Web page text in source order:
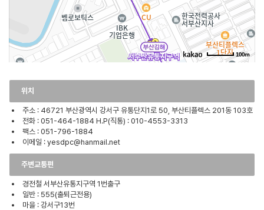
100m
위치
주소 : 46721 부산광역시 강서구 유통단지1로 50, 부산티플렉스 201동 103호
전화 : 051-464-1884 H.P(직통) : 010-4553-3313
팩스 : 051-796-1884
이메일 : yesdpc@hanmail.net
주변교통편
경전철 서부산유통지구역 1번출구
일반 : 555(출퇴근전용)
마을 : 강서구13번